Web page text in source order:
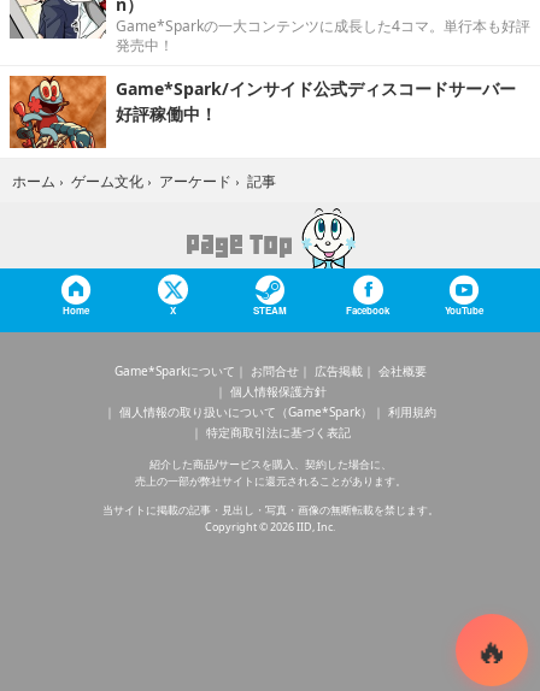
Game*Sparkの一大コンテンツに成長した4コマ。単行本も好評
発売中！
Game*Spark/インサイド公式ディスコードサーバー
好評稼働中！
ホーム › ゲーム文化 › アーケード › 記事
Home X STEAM Facebook YouTube
Game*Sparkについて お問合せ 広告掲載
会社概要
個人情報保護方針
個人情報の取り扱いについて（Game*Spark）
利用規約
特定商取引法に基づく表記
紹介した商品/サービスを購入、契約した場合に、
売上の一部が弊社サイトに還元されることがあります。
当サイトに掲載の記事・見出し・写真・画像の無断転載を禁じます。
Copyright © 2026 IID, Inc.